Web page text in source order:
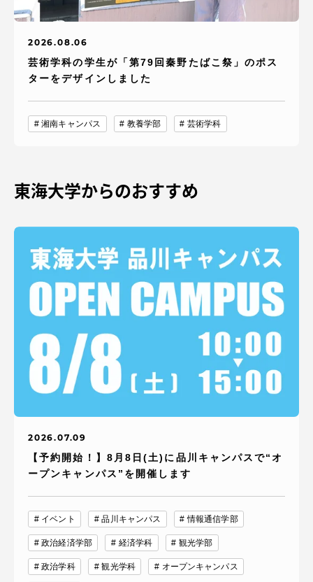
2026.08.06
芸術学科の学生が「第79回秦野たばこ祭」のポス
ターをデザインしました
湘南キャンパス 教養学部 芸術学科
東海大学からのおすすめ
2026.07.09
【予約開始！】8月8日(土)に品川キャンパスで“オ
ープンキャンパス”を開催します
イベント 品川キャンパス 情報通信学部
政治経済学部 経済学科 観光学部
政治学科 観光学科 オープンキャンパス